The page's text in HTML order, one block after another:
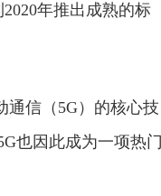
年推出成熟的标
通信（5G）的核心技
也因此成为一项热门